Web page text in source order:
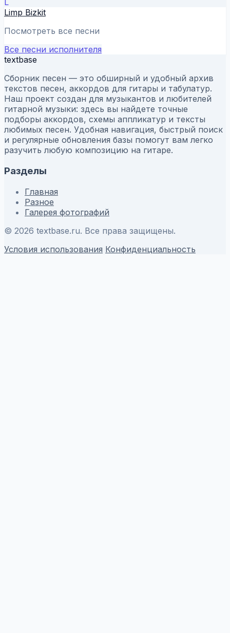
L
Limp Bizkit
Посмотреть все песни
Все песни исполнителя
textbase
Сборник песен — это обширный и удобный архив
текстов песен, аккордов для гитары и табулатур.
Наш проект создан для музыкантов и любителей
гитарной музыки: здесь вы найдете точные
подборы аккордов, схемы аппликатур и тексты
любимых песен. Удобная навигация, быстрый поиск
и регулярные обновления базы помогут вам легко
разучить любую композицию на гитаре.
Разделы
Главная
Разное
Галерея фотографий
© 2026 textbase.ru. Все права защищены.
Условия использования Конфиденциальность